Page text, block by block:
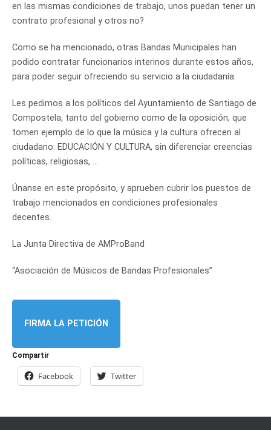
en las mismas condiciones de trabajo, unos puedan tener un
contrato profesional y otros no?
Como se ha mencionado, otras Bandas Municipales han
podido contratar funcionarios interinos durante estos años,
para poder seguir ofreciendo su servicio a la ciudadanía.
Les pedimos a los políticos del Ayuntamiento de Santiago de
Compostela, tanto del gobierno como de la oposición, que
tomen ejemplo de lo que la música y la cultura ofrecen al
ciudadano: EDUCACIÓN Y CULTURA, sin diferenciar creencias
políticas, religiosas, …
Únanse en este propósito, y aprueben cubrir los puestos de
trabajo mencionados en condiciones profesionales
decentes.
La Junta Directiva de AMProBand
“Asociación de Músicos de Bandas Profesionales”
FIRMA LA PETICIÓN
Compartir
Facebook Twitter